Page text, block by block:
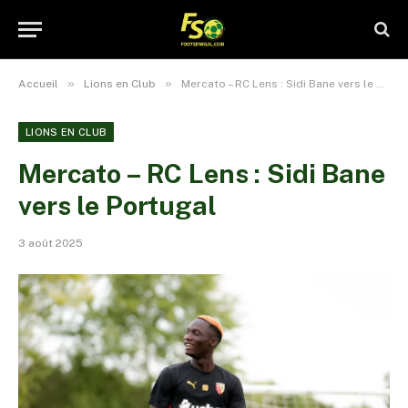
Accueil » Lions en Club » Mercato – RC Lens : Sidi Bane vers le Portugal
LIONS EN CLUB
Mercato – RC Lens : Sidi Bane
vers le Portugal
3 août 2025